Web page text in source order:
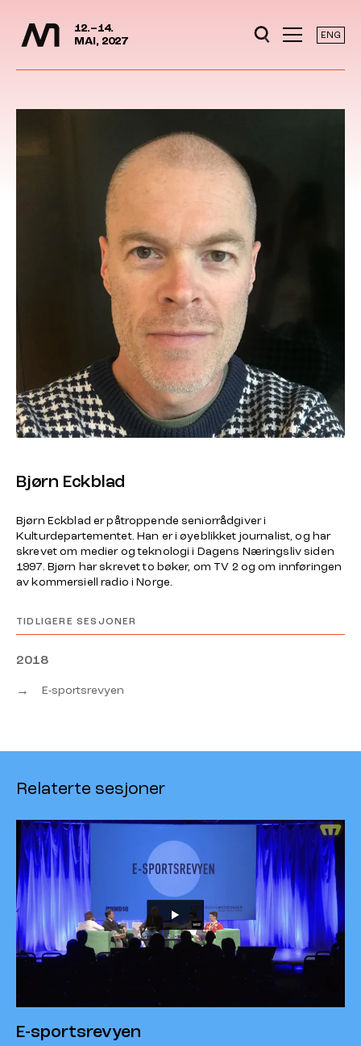
Hopp til hovedinnhold
12.–14.
MAI, 2027
ENG
Bjørn Eckblad
Bjørn Eckblad er påtroppende seniorrådgiver i
Kulturdepartementet. Han er i øyeblikket journalist, og har
skrevet om medier og teknologi i Dagens Næringsliv siden
1997. Bjørn har skrevet to bøker, om TV 2 og om innføringen
av kommersiell radio i Norge.
TIDLIGERE SESJONER
2018
→ E-sportsrevyen
Relaterte sesjoner
E-sportsrevyen